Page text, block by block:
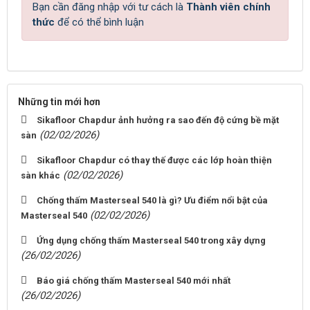
Bạn cần đăng nhập với tư cách là Thành viên chính
thức để có thể bình luận
Những tin mới hơn
Sikafloor Chapdur ảnh hưởng ra sao đến độ cứng bề mặt
sàn (02/02/2026)
Sikafloor Chapdur có thay thế được các lớp hoàn thiện
sàn khác (02/02/2026)
Chống thấm Masterseal 540 là gì? Ưu điểm nổi bật của
Masterseal 540 (02/02/2026)
Ứng dụng chống thấm Masterseal 540 trong xây dựng
(26/02/2026)
Báo giá chống thấm Masterseal 540 mới nhất
(26/02/2026)